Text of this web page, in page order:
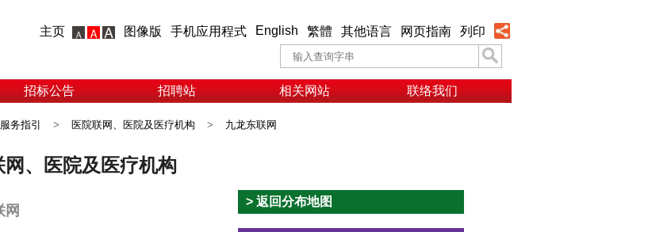
主页 图像版 手机应用程式 English 繁體 其他语言 网页指南 列印
招标公告 招聘站 相关网站 联络我们
服务指引 > 医院联网、医院及医疗机构 > 九龙东联网